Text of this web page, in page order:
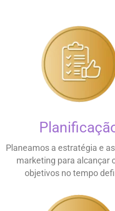
Planeamos a estratégia e
marketing para alcançar
objetivos no tempo